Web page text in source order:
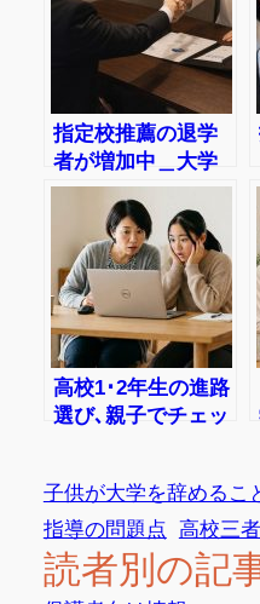
指定校推薦の退学
者が増加中＿大学
と高校の”取引”に
生徒は不在
高校1･2年生の進路
選び､親子でチェッ
子供が大学を辞めるこ
指導の問題点 高校三
読者別の記